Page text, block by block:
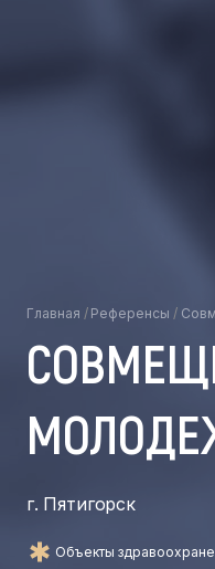
Главная / Референсы /
г. Пятигорск
Объекты